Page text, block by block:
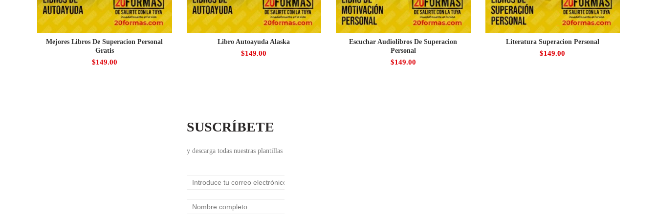
Mejores Libros De Superacion Personal
Gratis
$149.00
Libro Autoayuda Alaska
$149.00
Escuchar Audiolibros De Superacion
Personal
$149.00
Literatura Superacion Personal
$149.00
SUSCRÍBETE
y descarga todas nuestras plantillas